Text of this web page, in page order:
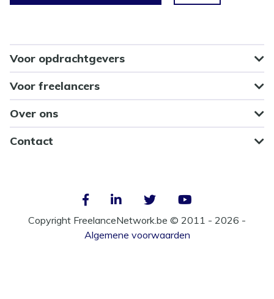
Voor opdrachtgevers
Voor freelancers
Over ons
Contact
Copyright FreelanceNetwork.be © 2011 - 2026 -
Algemene voorwaarden